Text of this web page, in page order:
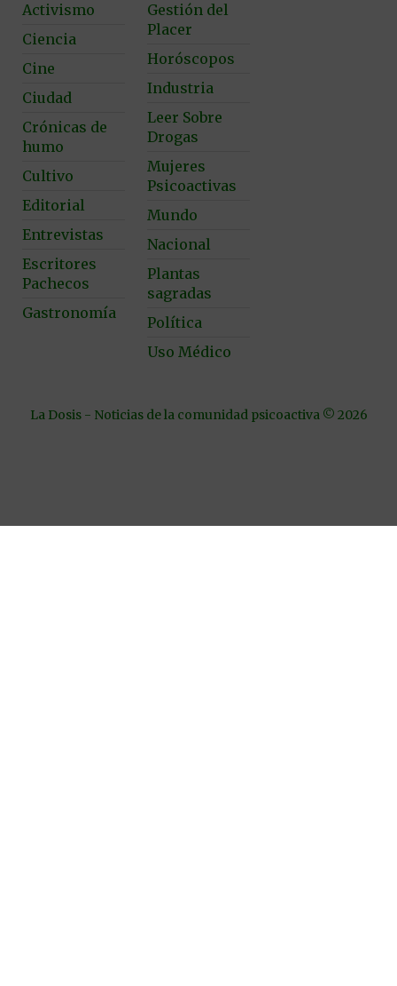
Activismo
Ciencia
Cine
Ciudad
Crónicas de
humo
Cultivo
Editorial
Entrevistas
Escritores
Pachecos
Gastronomía
Gestión del
Placer
Horóscopos
Industria
Leer Sobre
Drogas
Mujeres
Psicoactivas
Mundo
Nacional
Plantas
sagradas
Política
Uso Médico
La Dosis - Noticias de la comunidad psicoactiva © 2026